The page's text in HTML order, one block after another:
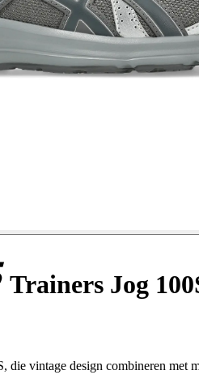
Trainers Jog
die vintage design combineren met